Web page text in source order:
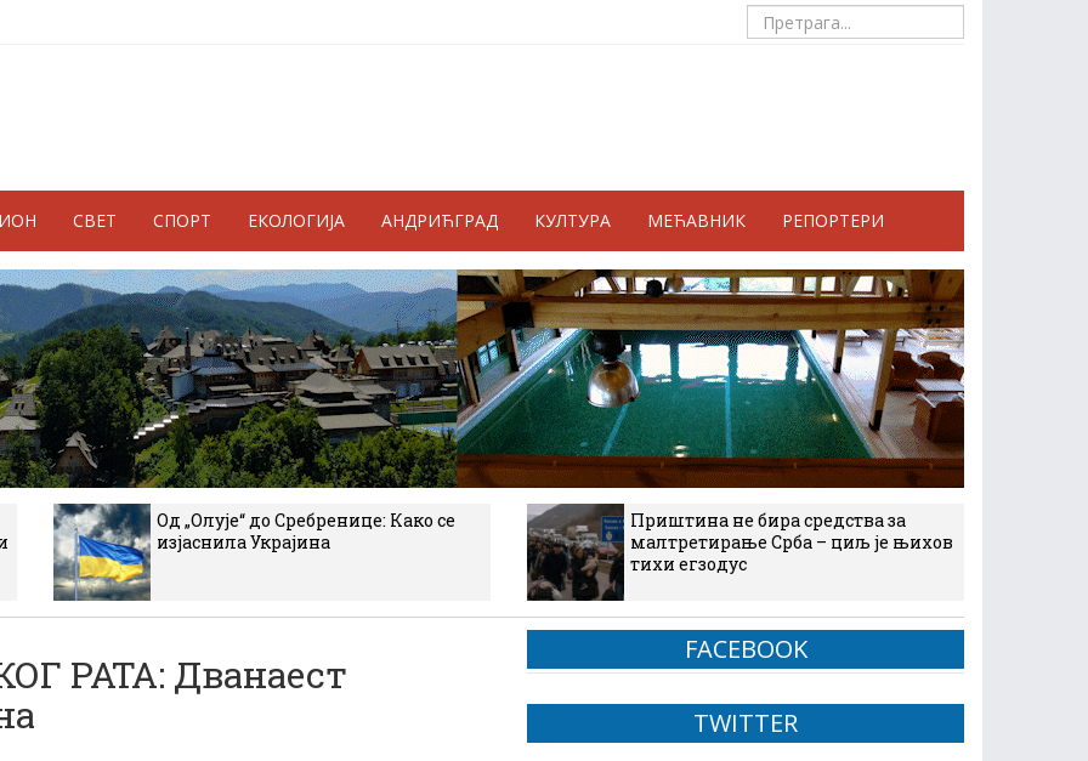
СВЕТ СПОРТ ЕКОЛОГИЈА АНДРИЋГРАД КУЛТУРА МЕЋАВНИК РЕПОРТЕРИ
Од „Олује“ до Сребренице: Како се
изјаснила Украјина
Приштина не бира средства за
малтретирање Срба – циљ је њихов
тихи егзодус
РАТА: Дванаест
FACEBOOK
TWITTER